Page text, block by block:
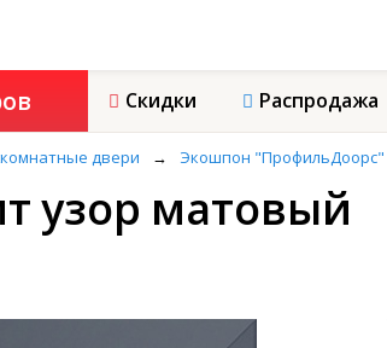
Скидки Распродажа
двери → Экошпон "ПрофильДоорс"
узор матовый